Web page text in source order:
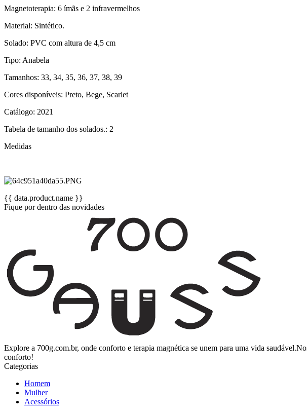
Magnetoterapia: 6 ímãs e 2 infravermelhos
Material: Sintético.
Solado: PVC com altura de 4,5 cm
Tipo: Anabela
Tamanhos: 33, 34, 35, 36, 37, 38, 39
Cores disponíveis: Preto, Bege, Scarlet
Catálogo: 2021
Tabela de tamanho dos solados.: 2
Medidas
{{ data.product.name }}
Fique por dentro das novidades
Explore a 700g.com.br, onde conforto e terapia magnética se unem para uma vida
conforto!
Categorias
Homem
Mulher
Acessórios